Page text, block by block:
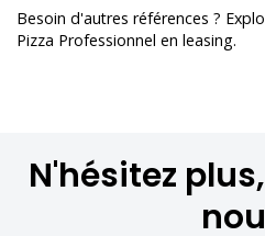
Besoin d'autres références ?
Pizza Professionnel en leasing.
N'hésitez